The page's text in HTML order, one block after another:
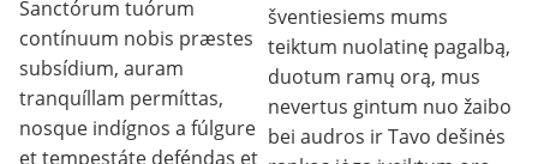
Sanctórum tuórum
contínuum nobis præstes
subsídium, auram
tranquíllam permíttas,
nosque indígnos a fúlgure
et tempestáte deféndas et
šventiesiems mums
teiktum nuolatinę pagalbą,
duotum ramų orą, mus
nevertus gintum nuo žaibo
bei audros ir Tavo dešinės